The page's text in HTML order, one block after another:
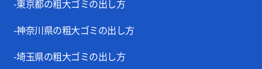
-東京都の粗大ゴミの出し方
-神奈川県の粗大ゴミの出し方
-埼玉県の粗大ゴミの出し方